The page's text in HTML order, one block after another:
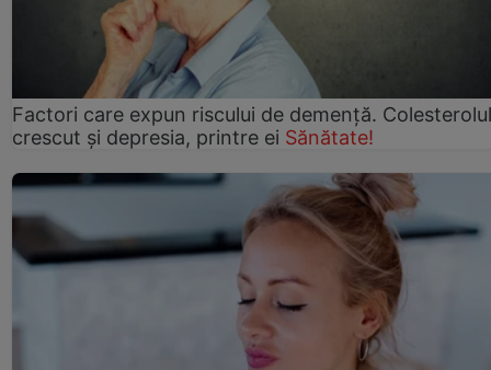
Factori care expun riscului de demență. Colesterolul
crescut şi depresia, printre ei Sănătate!